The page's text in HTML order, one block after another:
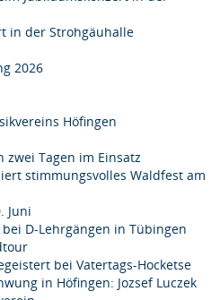
in der Strohgäuhalle
2026
Höfingen
zwei Tagen im Einsatz
stimmungsvolles Waldfest am
Juni
D-Lehrgängen in Tübingen
bei Vatertags-Hocketse
in Höfingen: Jozsef Luczek